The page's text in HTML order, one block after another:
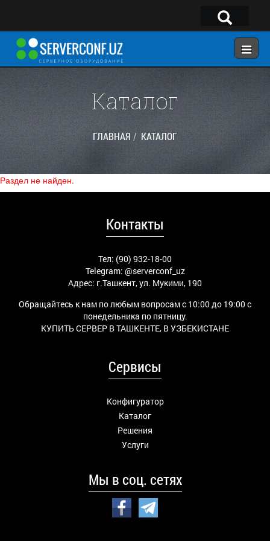
×
ГЛАВНАЯ
КОНФИГУРАТОР
КАТАЛОГ
УСЛУГИ
Telegram:@serverconf_uz
Тел: (90) 932-18-00
Каталог
ГЛАВНАЯ КАТАЛОГ
Раздел не найден.
Контакты
Тел: (90) 932-18-00
Telegram: @serverconf_uz
Адрес: г.Ташкент, ул. Мукими, 190
Обращайтесь к нам по любым вопросам с 10:00 до 19:00 с
понедельника по пятницу.
КУПИТЬ СЕРВЕР В ТАШКЕНТЕ, В УЗБЕКИСТАНЕ
Сервисы
Конфигуратор
Каталог
Решения
Услуги
Мы в соц. сетях